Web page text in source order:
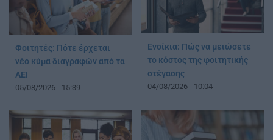
Φοιτητές: Πότε έρχεται
νέο κύμα διαγραφών από τα
ΑΕΙ
05/08/2026 - 15:39
Ενοίκια: Πώς να μειώσετε
το κόστος της φοιτητικής
στέγασης
04/08/2026 - 10:04